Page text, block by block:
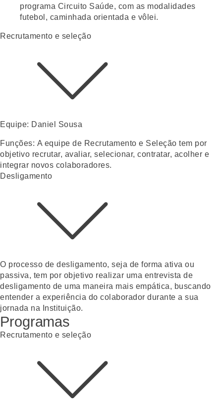
programa Circuito Saúde, com as modalidades
futebol , caminhada orientada e vôlei.
Recrutamento e seleção
Equipe: Daniel Sousa
Funções: A equipe de Recrutamento e Seleção tem por
objetivo recrutar, avaliar, selecionar, contratar, acolher e
integrar novos colaboradores.
Desligamento
O processo de desligamento, seja de forma ativa ou
passiva, tem por objetivo realizar uma entrevista de
desligamento de uma maneira mais empática, buscando
entender a experiência do colaborador durante a sua
jornada na Instituição.
Programas
Recrutamento e seleção